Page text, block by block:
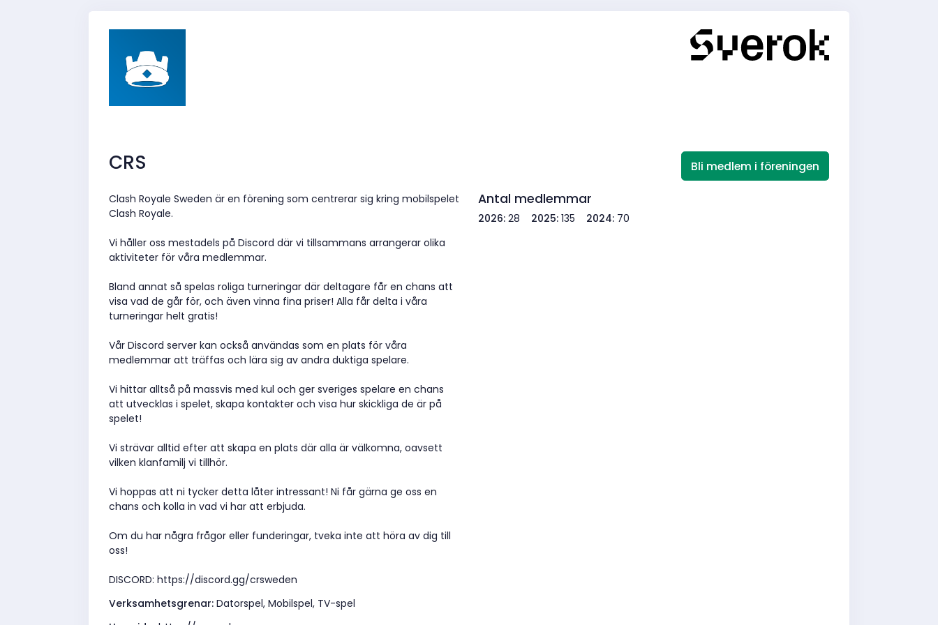
CRS Bli medlem i föreningen
Clash Royale Sweden är en förening som centrerar sig kring mobilspelet
Clash Royale.
Vi håller oss mestadels på Discord där vi tillsammans arrangerar olika
aktiviteter för våra medlemmar.
Bland annat så spelas roliga turneringar där deltagare får en chans att
visa vad de går för, och även vinna fina priser! Alla får delta i våra
turneringar helt gratis!
Vår Discord server kan också användas som en plats för våra
medlemmar att träffas och lära sig av andra duktiga spelare.
Vi hittar alltså på massvis med kul och ger sveriges spelare en chans
att utvecklas i spelet, skapa kontakter och visa hur skickliga de är på
spelet!
Vi strävar alltid efter att skapa en plats där alla är välkomna, oavsett
vilken klanfamilj vi tillhör.
Vi hoppas att ni tycker detta låter intressant! Ni får gärna ge oss en
chans och kolla in vad vi har att erbjuda.
Om du har några frågor eller funderingar, tveka inte att höra av dig till
oss!
DISCORD: https://discord.gg/crsweden
Verksamhetsgrenar:Datorspel, Mobilspel, TV-spel
Antal medlemmar
2026:28 2025:135 2024: 70